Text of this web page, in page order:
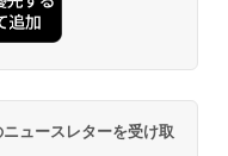
ュースレターを受け取